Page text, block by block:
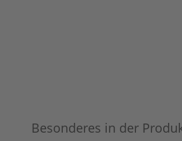
Besonderes in der